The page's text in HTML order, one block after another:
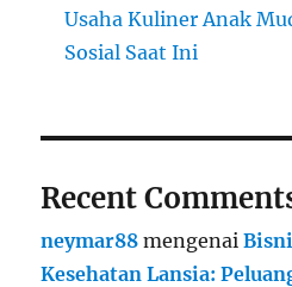
Usaha Kuliner Anak
Sosial Saat Ini
Recent
neymar88 mengenai
Kesehatan Lansia: